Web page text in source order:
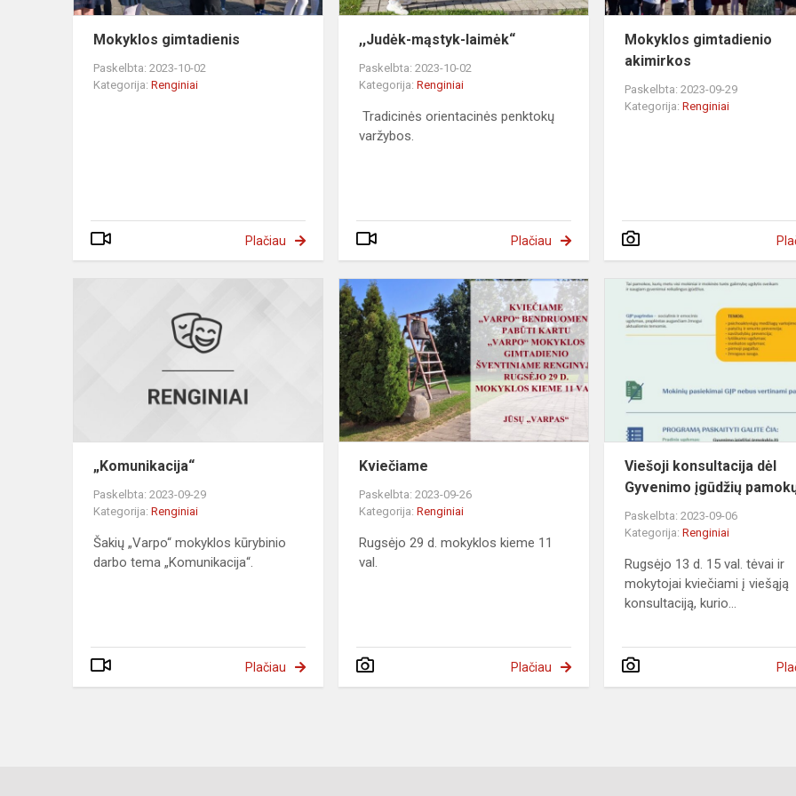
Mokyklos gimtadienis
Paskelbta: 2023-10-02
Kategorija: Renginiai
Plačiau
,,Judėk-mąstyk-laimėk“
Paskelbta: 2023-10-02
Kategorija:Renginiai
Tradicinės orientacinės penktokų
varžybos.
Plačiau
Mokyklos gimtadienio
akimirkos
Paskelbta: 2023-09-29
Kategorija:Renginiai
„Komunikacija“
„Komunikacija“
Paskelbta: 2023-09-29
Kategorija: Renginiai
Šakių „Varpo“ mokyklos kūrybinio
darbo tema „Komunikacija“.
Plačiau
Kviečiame
Kviečiame
Paskelbta: 2023-09-26
Kategorija:Renginiai
Rugsėjo 29 d. mokyklos kieme 11
val.
Plačiau
Viešoji konsultacija dėl
Gyvenimo įgūdžių
Paskelbta: 2023-09-06
Kategorija:Renginiai
Rugsėjo 13 d. 15 val. tėvai ir
mokytojai kviečiami į viešąją
konsultaciją, kurio...